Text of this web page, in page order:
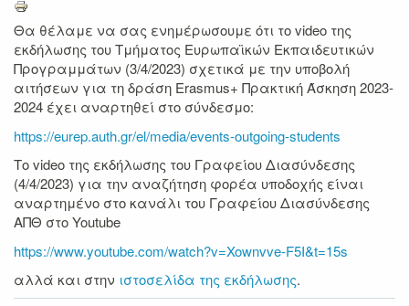
Θα θέλαμε να σας ενημέρωσουμε ότι το video της
εκδήλωσης του Τμήματος Ευρωπαϊκών Εκπαιδευτικών
Προγραμμάτων (3/4/2023) σχετικά με την υποβολή
αιτήσεων για τη δράση Erasmus+ Πρακτική Άσκηση 2023-
2024 έχει αναρτηθεί στο σύνδεσμο:
https://eurep.auth.gr/el/media/events-outgoing-students
Το video της εκδήλωσης του Γραφείου Διασύνδεσης
(4/4/2023) για την αναζήτηση φορέα υποδοχής είναι
αναρτημένο στο κανάλι του Γραφείου Διασύνδεσης
ΑΠΘ στο Youtube
https://www.youtube.com/watch?v=Xownvve-F5I&t=15s
αλλά και στην ιστοσελίδα της εκδήλωσης.